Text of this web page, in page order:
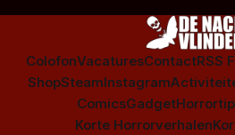
ColofonVacaturesContactRSS
ShopSteamInstagram
ComicsGadget
Korte Horrorverhalen